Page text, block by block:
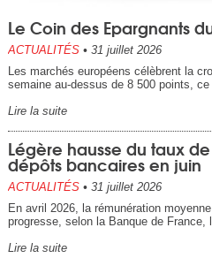
Le Coin des Epargnants
ACTUALITÉS • 31 juillet 2026
Les marchés européens célèbrent la
semaine au-dessus de 8 500 points,
Lire la suite
Légère hausse du taux
dépôts bancaires en juin
ACTUALITÉS • 31 juillet 2026
En avril 2026, la rémunération
progresse, selon la Banque de
Lire la suite